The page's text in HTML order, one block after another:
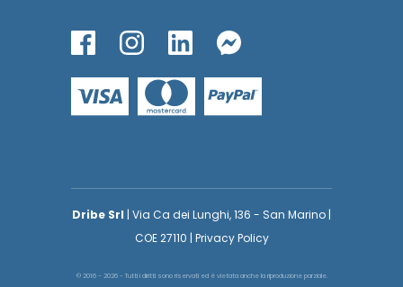
Dribe Srl | Via Ca dei Lunghi, 136 - San Marino |
COE 27110 | Privacy Policy
© 2016 - 2026 - Tutti i diritti sono riservati ed è vietata anche la riproduzione parziale.